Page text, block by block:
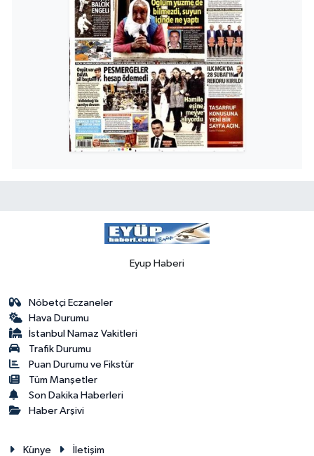
Eyup Haberi
Nöbetçi Eczaneler
Hava Durumu
İstanbul Namaz Vakitleri
Trafik Durumu
Puan Durumu ve Fikstür
Tüm Manşetler
Son Dakika Haberleri
Haber Arşivi
Künye İletişim